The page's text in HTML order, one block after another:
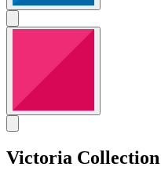
Victoria Collection